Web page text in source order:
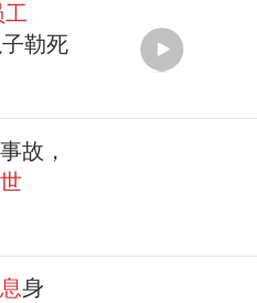
勒死
故，
身